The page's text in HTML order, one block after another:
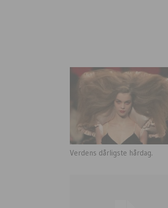
Verdens dårligste hårdag.